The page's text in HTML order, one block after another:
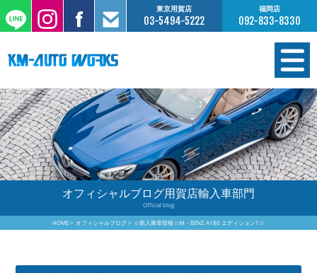
東京用賀店
03-5494-5222
福岡店
092-833-8330
在庫情報
オーダー販売
工場サービス
保証について
オフィシャルブログ用賀店輸入車部門
Official blog
HOME オフィシャルブログ ☆新入庫車情報☆Ｍ・BENZ A180 エディション1☆